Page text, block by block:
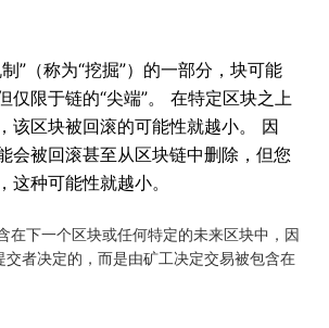
”（称为“挖掘”）的一部分，块可能
仅限于链的“尖端”。 在特定区块之上
该区块被回滚的可能性就越小。 因
会被回滚甚至从区块链中删除，但您
这种可能性就越小。
在下一个区块或任何特定的未来区块中，因
交者决定的，而是由矿工决定交易被包含在